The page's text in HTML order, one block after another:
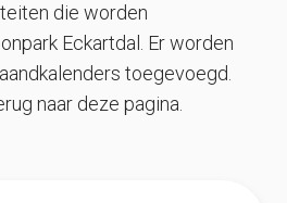
die worden
Eckartdal. Er worden
toegevoegd.
naar deze pagina.